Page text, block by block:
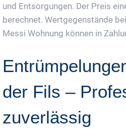
und Entsorgungen. Der Preis
berechnet. Wertgegenstände
Messi Wohnung können in
der Fils –
zuverlässig